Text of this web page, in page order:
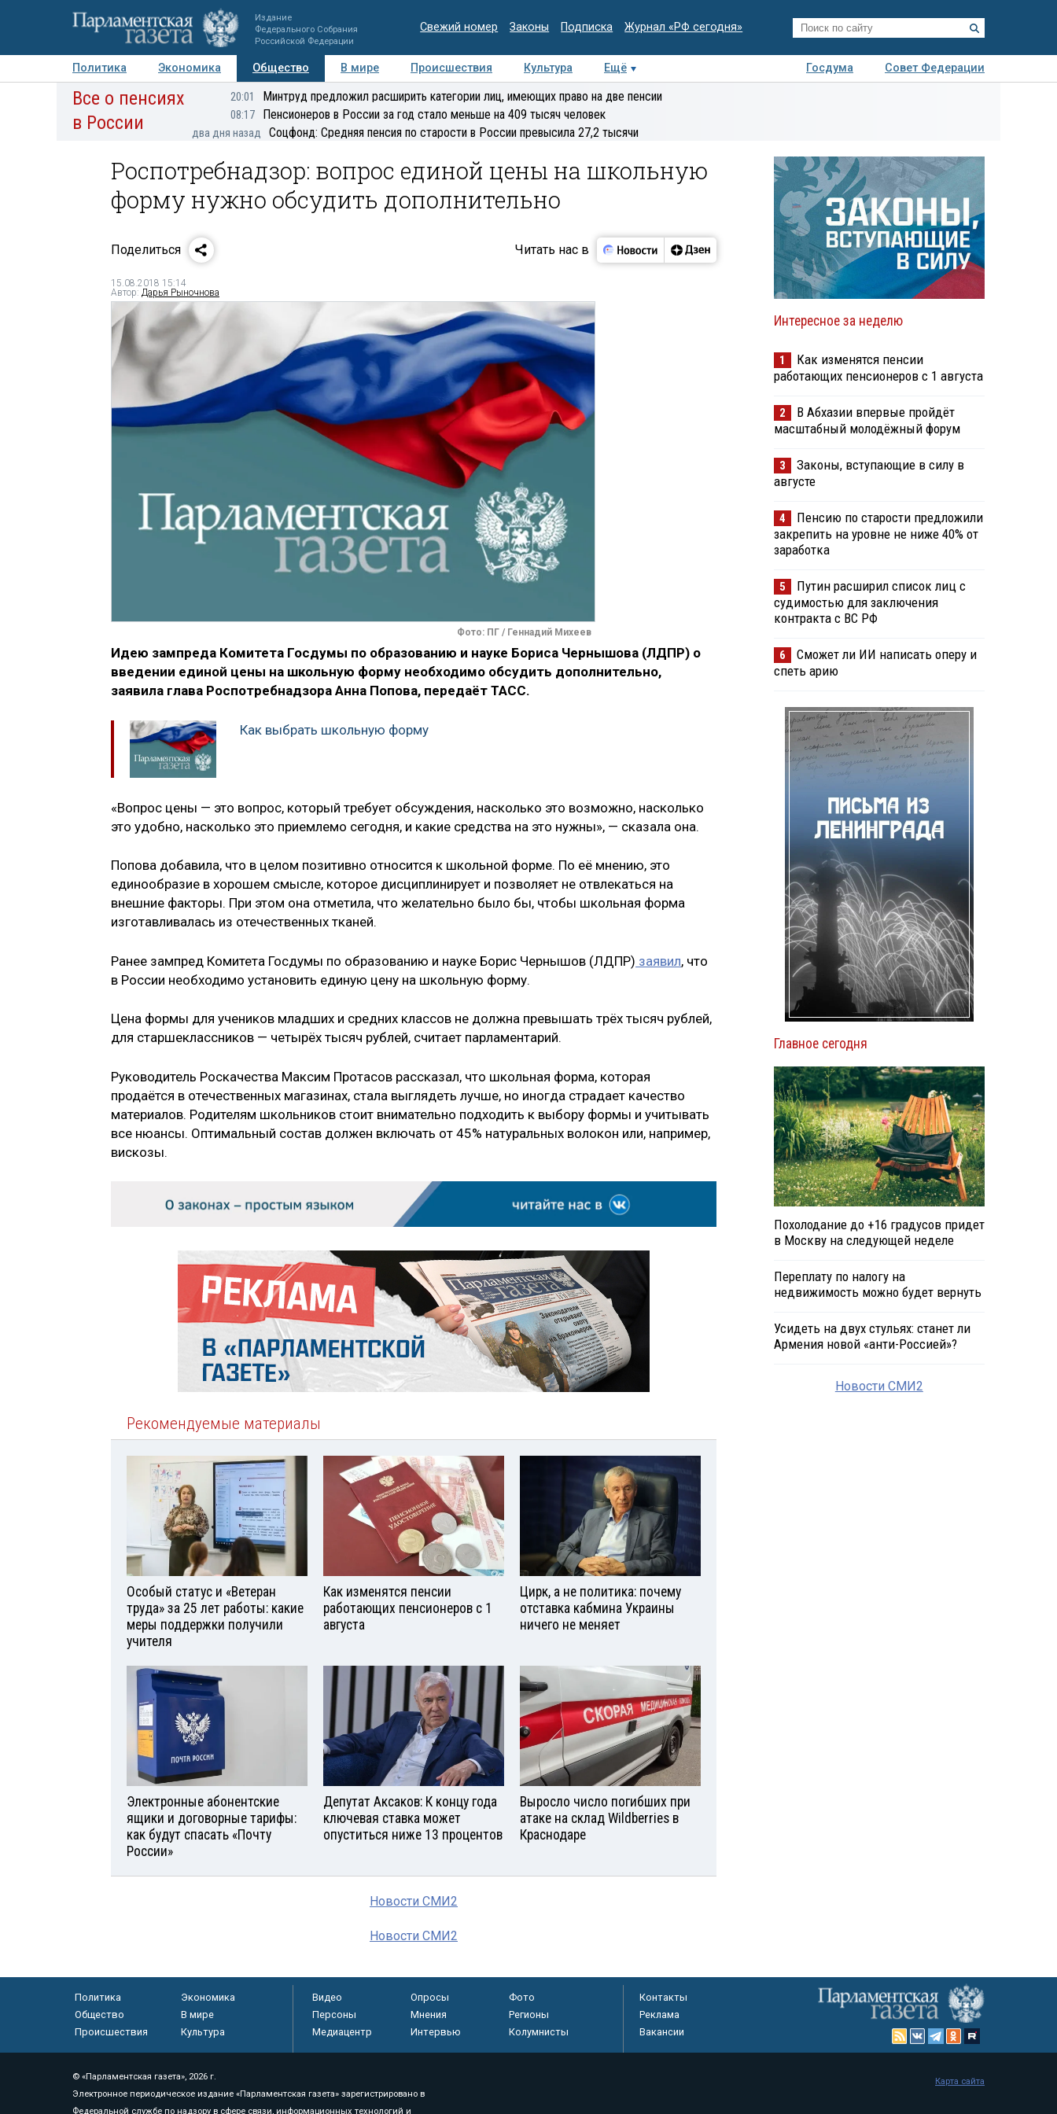
Издание
Федерального Собрания
Российской Федерации
Свежий номер Законы Подписка Журнал «РФ сегодня»
Политика Экономика Общество В мире Происшествия Культура Ещё Госдума
Совет Федерации
Авторы Персоны Мнения Регионы Медиацентр Интервью Колумнисты
Деловая
Все о пенсиях
в России
20:01 Минтруд предложил расширить категории лиц, имеющих право на две пенсии
08:17 Пенсионеров в России за год стало меньше на 409 тысяч человек
два дня назад Соцфонд: Средняя пенсия по старости в России превысила 27,2 тысячи
Роспотребнадзор: вопрос единой цены на школьную
форму нужно обсудить дополнительно
Поделиться Читать нас в
15.08.2018 15:14
Автор: Дарья Рыночнова
Фото: ПГ / Геннадий Михеев
Идею зампреда Комитета Госдумы по образованию и науке Бориса Чернышова (ЛДПР) о
введении единой цены на школьную форму необходимо обсудить дополнительно,
заявила глава Роспотребнадзора Анна Попова, передаёт ТАСС.
Как выбрать школьную форму
«Вопрос цены — это вопрос, который требует обсуждения, насколько это возможно, насколько
это удобно, насколько это приемлемо сегодня, и какие средства на это нужны», — сказала она.
Попова добавила, что в целом позитивно относится к школьной форме. По её мнению, это
единообразие в хорошем смысле, которое дисциплинирует и позволяет не отвлекаться на
внешние факторы. При этом она отметила, что желательно было бы, чтобы школьная форма
изготавливалась из отечественных тканей.
Ранее зампред Комитета Госдумы по образованию и науке Борис Чернышов (ЛДПР) заявил, что
в России необходимо установить единую цену на школьную форму.
Цена формы для учеников младших и средних классов не должна превышать трёх тысяч рублей,
для старшеклассников — четырёх тысяч рублей, считает парламентарий.
Руководитель Роскачества Максим Протасов рассказал, что школьная форма, которая
продаётся в отечественных магазинах, стала выглядеть лучше, но иногда страдает качество
материалов. Родителям школьников стоит внимательно подходить к выбору формы и учитывать
все нюансы. Оптимальный состав должен включать от 45% натуральных волокон или, например,
вискозы.
Рекомендуемые материалы
Особый статус и «Ветеран
труда» за 25 лет работы: какие
меры поддержки получили
учителя
Как изменятся пенсии
работающих пенсионеров с 1
августа
Цирк, а не политика: почему
отставка кабмина Украины
ничего не меняет
Электронные абонентские
ящики и договорные тарифы:
как будут спасать «Почту
России»
Депутат Аксаков: К концу года
ключевая ставка может
опуститься ниже 13 процентов
Выросло число погибших при
атаке на склад Wildberries в
Краснодаре
Новости СМИ2
Новости СМИ2
Интересное за неделю
1
Как изменятся пенсии
работающих пенсионеров с 1 августа
2
В Абхазии впервые пройдёт
масштабный молодёжный форум
3
Законы, вступающие в силу в
августе
4
Пенсию по старости предложили
закрепить на уровне не ниже 40% от
заработка
5
Путин расширил список лиц с
судимостью для заключения
контракта с ВС РФ
6
Сможет ли ИИ написать оперу и
спеть арию
Главное сегодня
Похолодание до +16 градусов придет
в Москву на следующей неделе
Переплату по налогу на
недвижимость можно будет вернуть
Усидеть на двух стульях: станет ли
Армения новой «анти-Россией»?
Новости СМИ2
Политика
Экономика
Общество
В мире
Происшествия
Культура
Видео Опросы
Фото
Персоны
Мнения
Регионы
Медиацентр
Интервью Колумнисты
Контакты
Реклама
Вакансии
© «Парламентская газета», 2026 г.
Электронное периодическое издание «Парламентская газета» зарегистрировано в
Федеральной службе по надзору в сфере связи, информационных технологий и
Карта сайта